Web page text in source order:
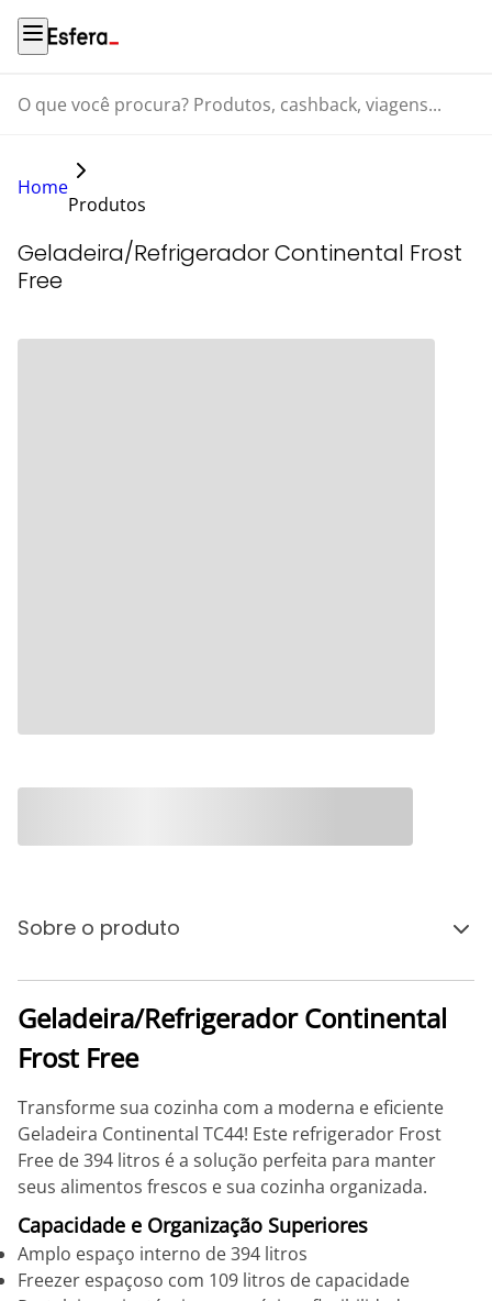
O que você procura? Produtos, cashback, viagens...
Home
Produtos
Geladeira/Refrigerador Continental Frost
Free
Sobre o produto
Geladeira/Refrigerador Continental
Frost Free
Transforme sua cozinha com a moderna e eficiente
Geladeira Continental TC44! Este refrigerador Frost
Free de 394 litros é a solução perfeita para manter
seus alimentos frescos e sua cozinha organizada.
Capacidade e Organização Superiores
Amplo espaço interno de 394 litros
Freezer espaçoso com 109 litros de capacidade